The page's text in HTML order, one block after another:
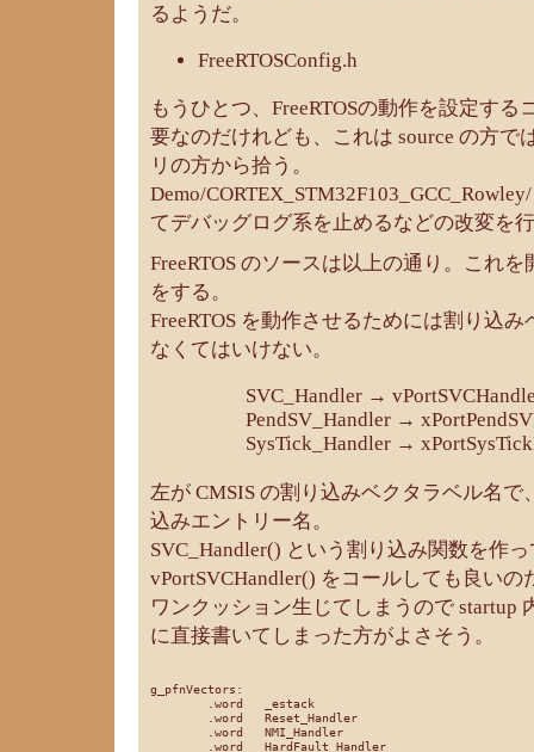
るようだ。
FreeRTOSConfig.h
もうひとつ、FreeRTOSの動作を設定す
要なのだけれども、これは source の方で
リの方から拾う。
Demo/
てデバッグログ系を止めるなどの改変を
FreeRTOS のソースは以上の通り。これ
をする。
FreeRTOS を動作させるためには割り込
なくてはいけない。
SVC_Handler →
PendSV_Handler →
SysTick_Handler →
左が CMSIS の割り込みベクタラベル名で
込みエントリー名。
SVC_Handler() という割り込み関数を作
vPortSVCHandler() をコールしても良い
ワンクッション生じてしまうので startup
に直接書いてしまった方がよさそう。
g_pfnVectors: